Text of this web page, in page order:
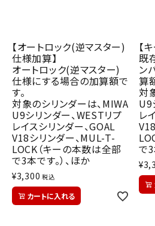
meeting_room ログイン person 会員登録
【オートロック(逆マスター)
仕様加算】
オートロック(逆マスター)
仕様にする場合の加算額で
す。
対象のシリンダーは、MIWA
U9シリンダー、WESTリプ
レイスシリンダー、GOAL
V18シリンダー、MUL-T-
LOCK（キーの本数は全部
で3本です。）、ほか
¥3,300 税込
カートに入れる
【
既
ン
算
対
U9
レ
で3
¥